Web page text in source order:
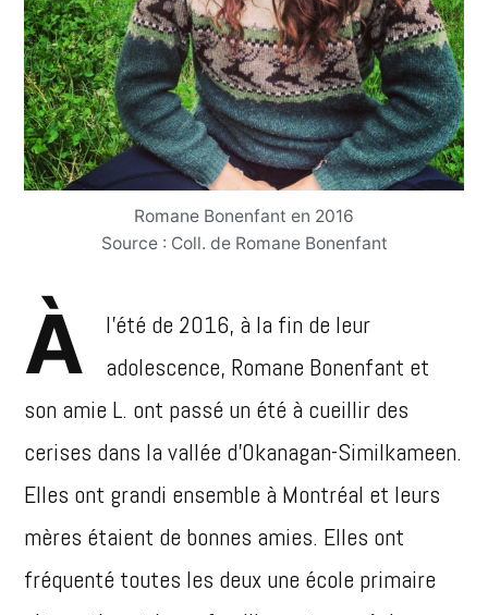
Romane Bonenfant en 2016
Source : Coll. de Romane Bonenfant
À
l’été de 2016, à la fin de leur
adolescence, Romane Bonenfant et
son amie L. ont passé un été à cueillir des
cerises dans la vallée d’Okanagan-Similkameen.
Elles ont grandi ensemble à Montréal et leurs
mères étaient de bonnes amies. Elles ont
fréquenté toutes les deux une école primaire